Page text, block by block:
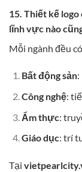
15. Thiết kế logo
lĩnh vực nào
Mỗi ngành đều
Bất động sản:
Công nghệ:
Ẩm thực:
Giáo dục: trí
Tại